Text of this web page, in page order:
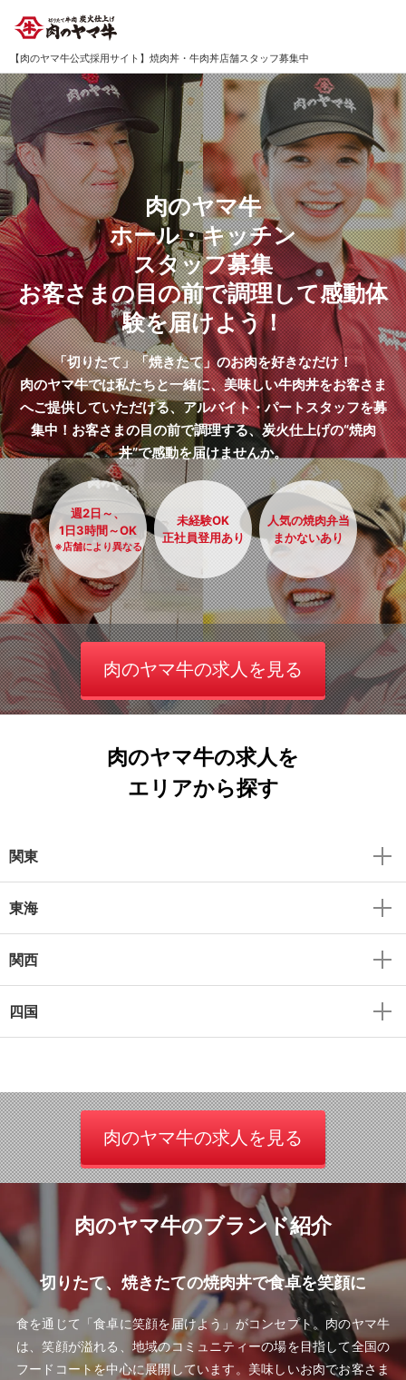
【肉のヤマ牛公式採用サイト】焼肉丼・牛肉丼店舗スタッフ募集中
肉のヤマ牛
ホール・キッチン
スタッフ募集
お客さまの目の前で調理して感動体
験を届けよう！
「切りたて」「焼きたて」のお肉を好きなだけ！
肉のヤマ牛では私たちと一緒に、美味しい牛肉丼をお客さま
へご提供していただける、アルバイト・パートスタッフを募
集中！お客さまの目の前で調理する、炭火仕上げの“焼肉
丼”で感動を届けませんか。
週2日～、
1日3時間～OK
※店舗により異なる
未経験OK
正社員登用あり
人気の焼肉弁当
まかないあり
肉のヤマ牛の求人を見る
肉のヤマ牛の求人を
エリアから探す
関東
東海
関西
四国
肉のヤマ牛の求人を見る
肉のヤマ牛のブランド紹介
切りたて、焼きたての焼肉丼で食卓を笑顔に
食を通じて「食卓に笑顔を届けよう」がコンセプト。肉のヤマ牛
は、笑顔が溢れる、地域のコミュニティーの場を目指して全国の
フードコートを中心に展開しています。美味しいお肉でお客さま